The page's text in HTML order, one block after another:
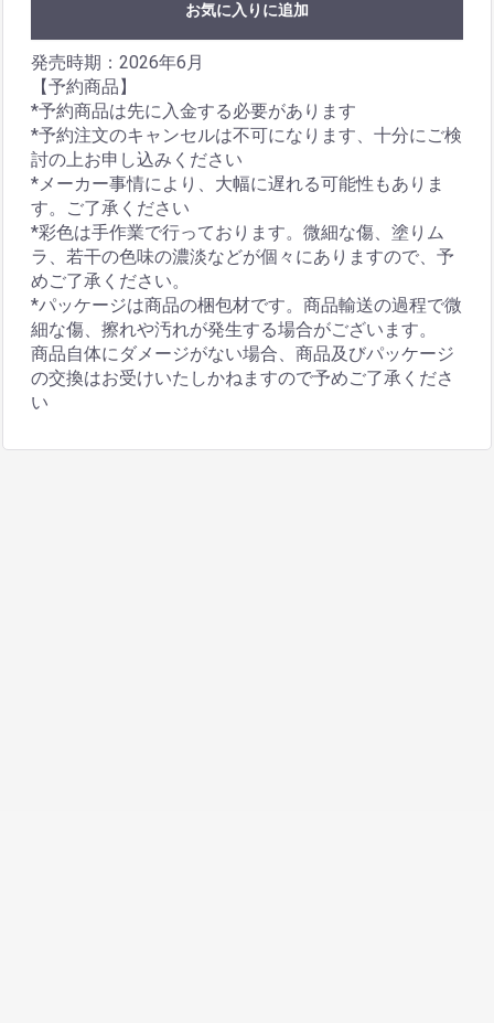
お気に入りに追加
発売時期：2026年6月
【予約商品】
*予約商品は先に入金する必要があります
*予約注文のキャンセルは不可になります、十分にご検
討の上お申し込みください
*メーカー事情により、大幅に遅れる可能性もありま
す。ご了承ください
*彩色は手作業で行っております。微細な傷、塗りム
ラ、若干の色味の濃淡などが個々にありますので、予
めご了承ください。
*パッケージは商品の梱包材です。商品輸送の過程で微
細な傷、擦れや汚れが発生する場合がございます。
商品自体にダメージがない場合、商品及びパッケージ
の交換はお受けいたしかねますので予めご了承くださ
い